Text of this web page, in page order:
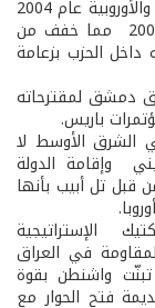
) الانتخابات الإقليمية والأوروبية عام 2004
وخسارة الاستفتاء حول الدستور الأوروبي عام 2005 مما خفف من
الحزب بزعامة
دمشق لمقترحاته
باريس.
الشرق الأوسط لا
وإقامة الدولة
قبل تل أبيب بأنها
الإستراتيجية
في العراق
تبنّت واشنطن بقوة
القديمة فتح الحوار مع